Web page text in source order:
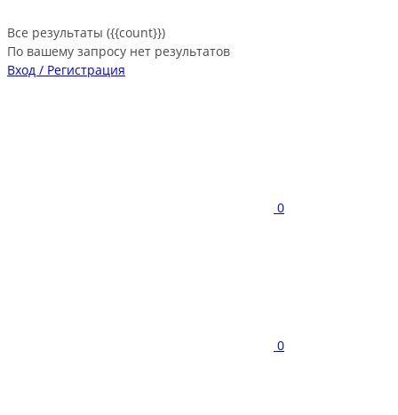
Все результаты ({{count}})
По вашему запросу нет результатов
Вход / Регистрация
0
0